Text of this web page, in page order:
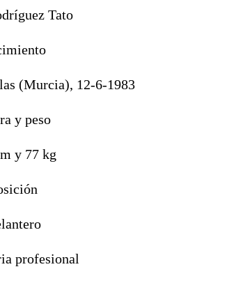
Tato
(Murcia), 12-6-1983
y peso
y 77 kg
profesional